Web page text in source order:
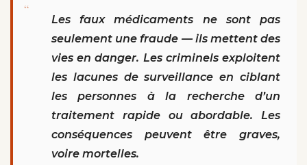
“
Les faux médicaments ne sont pas
seulement une fraude — ils mettent des
vies en danger. Les criminels exploitent
les lacunes de surveillance en ciblant
les personnes à la recherche d’un
traitement rapide ou abordable. Les
conséquences peuvent être graves,
voire mortelles.